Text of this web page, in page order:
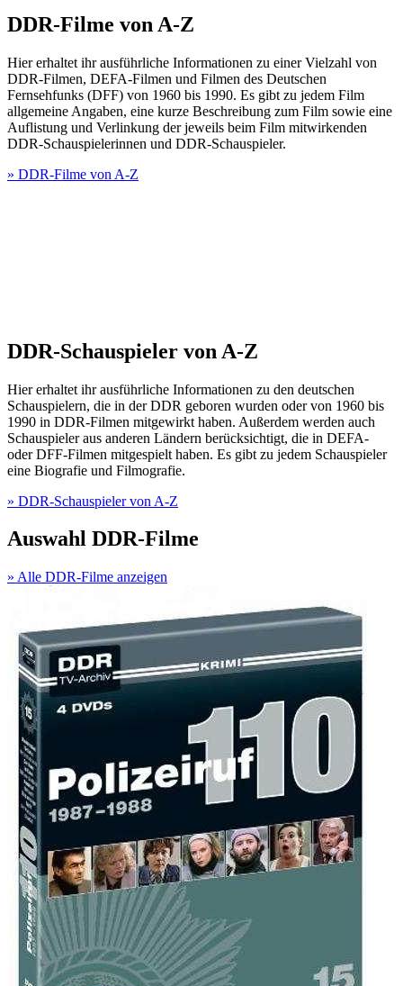
DDR-Filme von A-Z
Hier erhaltet ihr ausführliche Informationen zu einer Vielzahl von
DDR-Filmen, DEFA-Filmen und Filmen des Deutschen
Fernsehfunks (DFF) von 1960 bis 1990. Es gibt zu jedem Film
allgemeine Angaben, eine kurze Beschreibung zum Film sowie eine
Auflistung und Verlinkung der jeweils beim Film mitwirkenden
DDR-Schauspielerinnen und DDR-Schauspieler.
» DDR-Filme von A-Z
DDR-Schauspieler von A-Z
Hier erhaltet ihr ausführliche Informationen zu den deutschen
Schauspielern, die in der DDR geboren wurden oder von 1960 bis
1990 in DDR-Filmen mitgewirkt haben. Außerdem werden auch
Schauspieler aus anderen Ländern berücksichtigt, die in DEFA-
oder DFF-Filmen mitgespielt haben. Es gibt zu jedem Schauspieler
eine Biografie und Filmografie.
» DDR-Schauspieler von A-Z
Auswahl DDR-Filme
» Alle DDR-Filme anzeigen